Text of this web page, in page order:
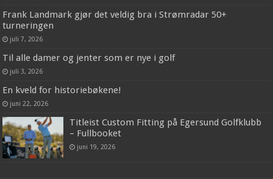
Frank Landmark gjør det veldig bra i Strømradar 50+
turneringen
juli 7, 2026
Til alle damer og jenter som er nye i golf
juli 3, 2026
En kveld for historiebøkene!
juni 22, 2026
Titleist Custom Fitting på Egersund Golfklubb
– Fullbooket
juni 19, 2026